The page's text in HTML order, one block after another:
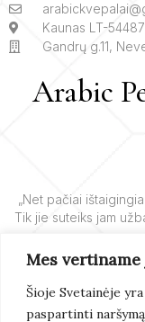
Mes
Šioje Svetainėje
paspartinti
Kaunas LT-54487
Gandrų g.11,
Arabic
„Net pačiai
Tik jie suteiks jam